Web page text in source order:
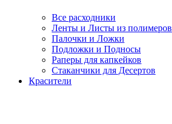
Все расходники
Ленты и Листы из полимеров
Палочки и Ложки
Подложки и Подносы
Раперы для капкейков
Стаканчики для Десертов
Красители